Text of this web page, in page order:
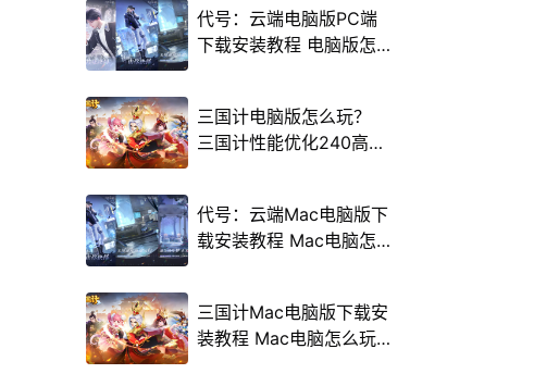
代号：云端电脑版PC端
下载安装教程 电脑版怎
三国计电脑版怎么玩？
三国计性能优化240高帧
代号：云端Mac电脑版下
载安装教程 Mac电脑怎
三国计Mac电脑版下载安
装教程 Mac电脑怎么玩